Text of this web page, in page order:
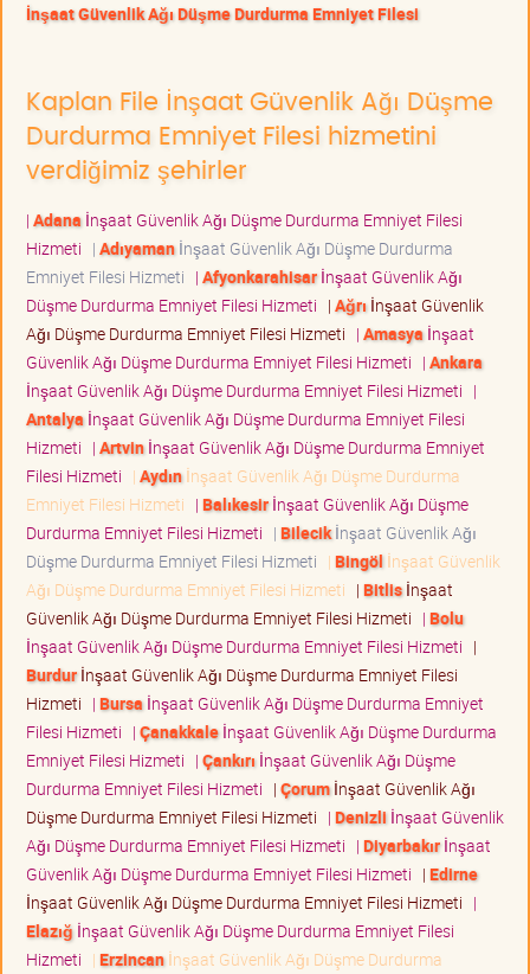
İnşaat Güvenlik Ağı Düşme Durdurma Emniyet Filesi
Kaplan File İnşaat Güvenlik Ağı Düşme
Durdurma Emniyet Filesi hizmetini
verdiğimiz şehirler
| Adana İnşaat Güvenlik Ağı Düşme Durdurma Emniyet Filesi
Hizmeti | Adıyamanİnşaat Güvenlik Ağı Düşme Durdurma
Emniyet Filesi Hizmeti | Afyonkarahisarİnşaat Güvenlik Ağı
Düşme Durdurma Emniyet Filesi Hizmeti | Ağrı İnşaat Güvenlik
Ağı Düşme Durdurma Emniyet Filesi Hizmeti | Amasya İnşaat
Güvenlik Ağı Düşme Durdurma Emniyet Filesi Hizmeti | Ankara
İnşaat Güvenlik Ağı Düşme Durdurma Emniyet Filesi Hizmeti |
Antalya İnşaat Güvenlik Ağı Düşme Durdurma Emniyet Filesi
Hizmeti | Artvinİnşaat Güvenlik Ağı Düşme Durdurma Emniyet
Filesi Hizmeti | Aydınİnşaat Güvenlik Ağı Düşme Durdurma
Emniyet Filesi Hizmeti | Balıkesirİnşaat Güvenlik Ağı Düşme
Durdurma Emniyet Filesi Hizmeti | Bilecikİnşaat Güvenlik Ağı
Düşme Durdurma Emniyet Filesi Hizmeti | Bingöl İnşaat Güvenlik
Ağı Düşme Durdurma Emniyet Filesi Hizmeti | Bitlisİnşaat
Güvenlik Ağı Düşme Durdurma Emniyet Filesi Hizmeti | Bolu
İnşaat Güvenlik Ağı Düşme Durdurma Emniyet Filesi Hizmeti |
Burdurİnşaat Güvenlik Ağı Düşme Durdurma Emniyet Filesi
Hizmeti | Bursa İnşaat Güvenlik Ağı Düşme Durdurma Emniyet
Filesi Hizmeti | Çanakkaleİnşaat Güvenlik Ağı Düşme Durdurma
Emniyet Filesi Hizmeti | Çankırı İnşaat Güvenlik Ağı Düşme
Durdurma Emniyet Filesi Hizmeti | Çorumİnşaat Güvenlik Ağı
Düşme Durdurma Emniyet Filesi Hizmeti | Denizli İnşaat Güvenlik
Ağı Düşme Durdurma Emniyet Filesi Hizmeti | Diyarbakırİnşaat
Güvenlik Ağı Düşme Durdurma Emniyet Filesi Hizmeti | Edirne
İnşaat Güvenlik Ağı Düşme Durdurma Emniyet Filesi Hizmeti |
Elazığ İnşaat Güvenlik Ağı Düşme Durdurma Emniyet Filesi
Hizmeti | Erzincanİnşaat Güvenlik Ağı Düşme Durdurma